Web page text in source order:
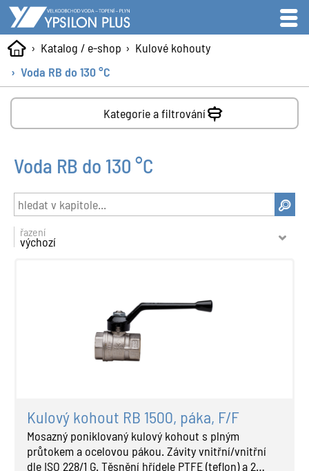
Katalog / e-shop
Kulové kohouty
Voda RB do 130 °C
Kategorie a filtrování
Voda RB do 130 °C
řazení
výchozí
Kulový kohout RB 1500, páka, F/F
Mosazný poniklovaný kulový kohout s plným
průtokem a ocelovou pákou. Závity vnitřní/vnitřní
dle ISO 228/1 G. Těsnění hřídele PTFE (teflon) a 2…